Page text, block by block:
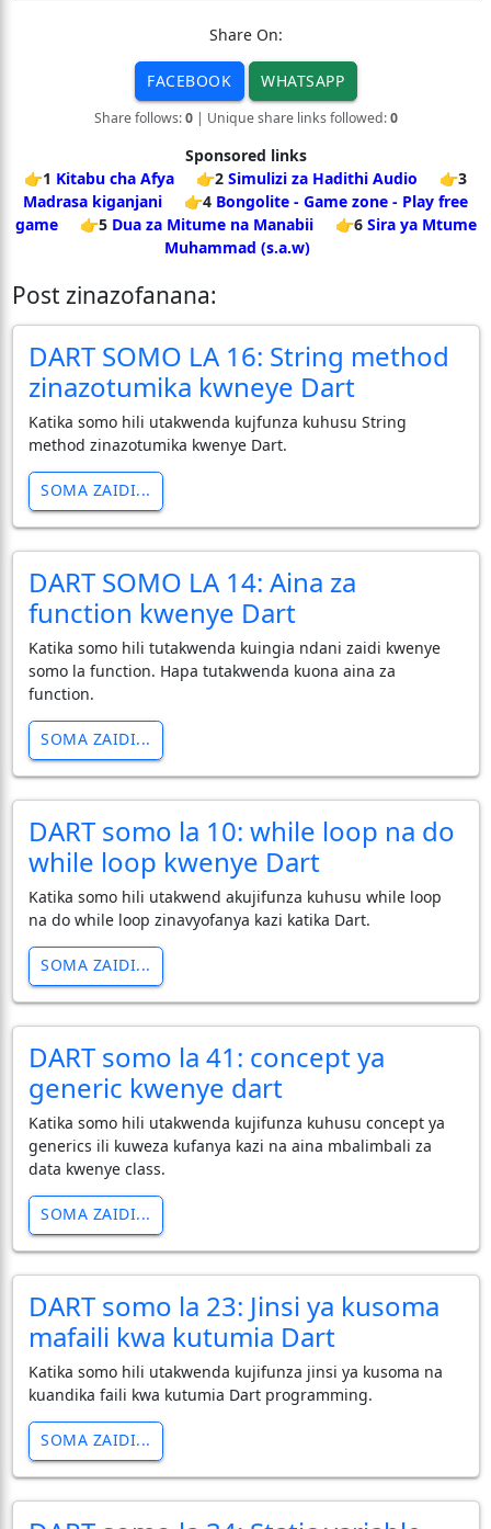
Share On:
FACEBOOK WHATSAPP
Share follows:0| Unique share links followed:0
Sponsored links
👉1 Kitabu cha Afya 👉2 Simulizi za Hadithi Audio
👉3
Madrasa kiganjani
👉4 Bongolite - Game zone - Play free
game
👉5 Dua za Mitume na Manabii 👉6 Sira ya Mtume
Muhammad (s.a.w)
Post zinazofanana:
DART SOMO LA 16: String method
zinazotumika kwneye Dart
Katika somo hili utakwenda kujfunza kuhusu String
method zinazotumika kwenye Dart.
SOMA ZAIDI...
DART SOMO LA 14: Aina za
function kwenye Dart
Katika somo hili tutakwenda kuingia ndani zaidi kwenye
somo la function. Hapa tutakwenda kuona aina za
function.
SOMA ZAIDI...
DART somo la 10: while loop na do
while loop kwenye Dart
Katika somo hili utakwend akujifunza kuhusu while loop
na do while loop zinavyofanya kazi katika Dart.
SOMA ZAIDI...
DART somo la 41: concept ya
generic kwenye dart
Katika somo hili utakwenda kujifunza kuhusu concept ya
generics ili kuweza kufanya kazi na aina mbalimbali za
data kwenye class.
SOMA ZAIDI...
DART somo la 23: Jinsi ya kusoma
mafaili kwa kutumia Dart
Katika somo hili utakwenda kujifunza jinsi ya kusoma na
kuandika faili kwa kutumia Dart programming.
SOMA ZAIDI...